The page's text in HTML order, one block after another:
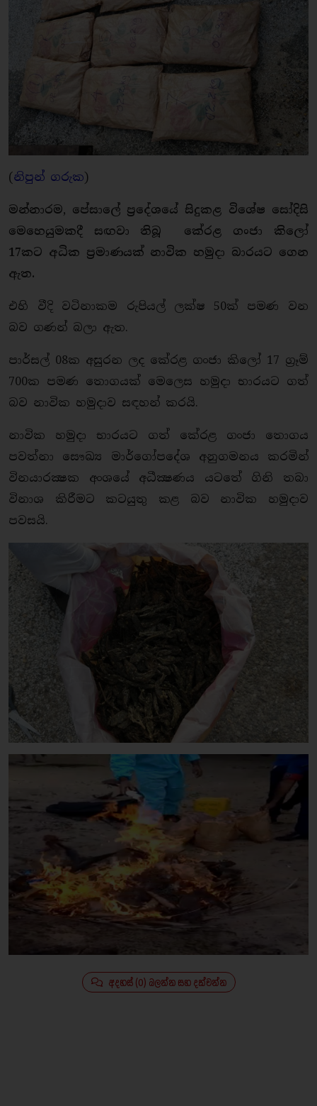
(නිපුන් ගරුක)
මන්නාරම, පේසාලේ ප්‍රදේශයේ සිදුකළ විශේෂ සෝදිසි
මෙහෙයුමකදී සඟවා තිබූ කේරළ ගංජා කිලෝ
17කට අධික ප්‍රමාණයක් නාවික හමුදා බාරයට ගෙන
ඇත.
එහි වීදි වටිනාකම රුපියල් ලක්ෂ 50ක් පමණ වන
බව ගණන් බලා ඇත.
පාර්සල් 08ක අසුරන ලද කේරළ ගංජා කිලෝ 17 ග්‍රෑම්
700ක පමණ තොගයක් මෙලෙස හමුදා භාරයට ගත්
බව නාවික හමුදාව සඳහන් කරයි.
නාවික හමුදා භාරයට ගත් කේරළ ගංජා තොගය
පවත්නා සෞඛ්‍ය මාර්ගෝපදේශ අනුගමනය කරමින්
විනයාරක්‍ෂක අංශයේ අධීක්‍ෂණය යටතේ ගිනි තබා
විනාශ කිරීමට කටයුතු කළ බව නාවික හමුදාව
පවසයි.
අදහස් (0) බලන්න සහ දක්වන්න